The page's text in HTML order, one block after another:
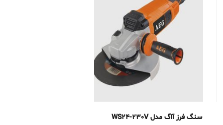
سنگ فرز آاگ مدل WS24-230V